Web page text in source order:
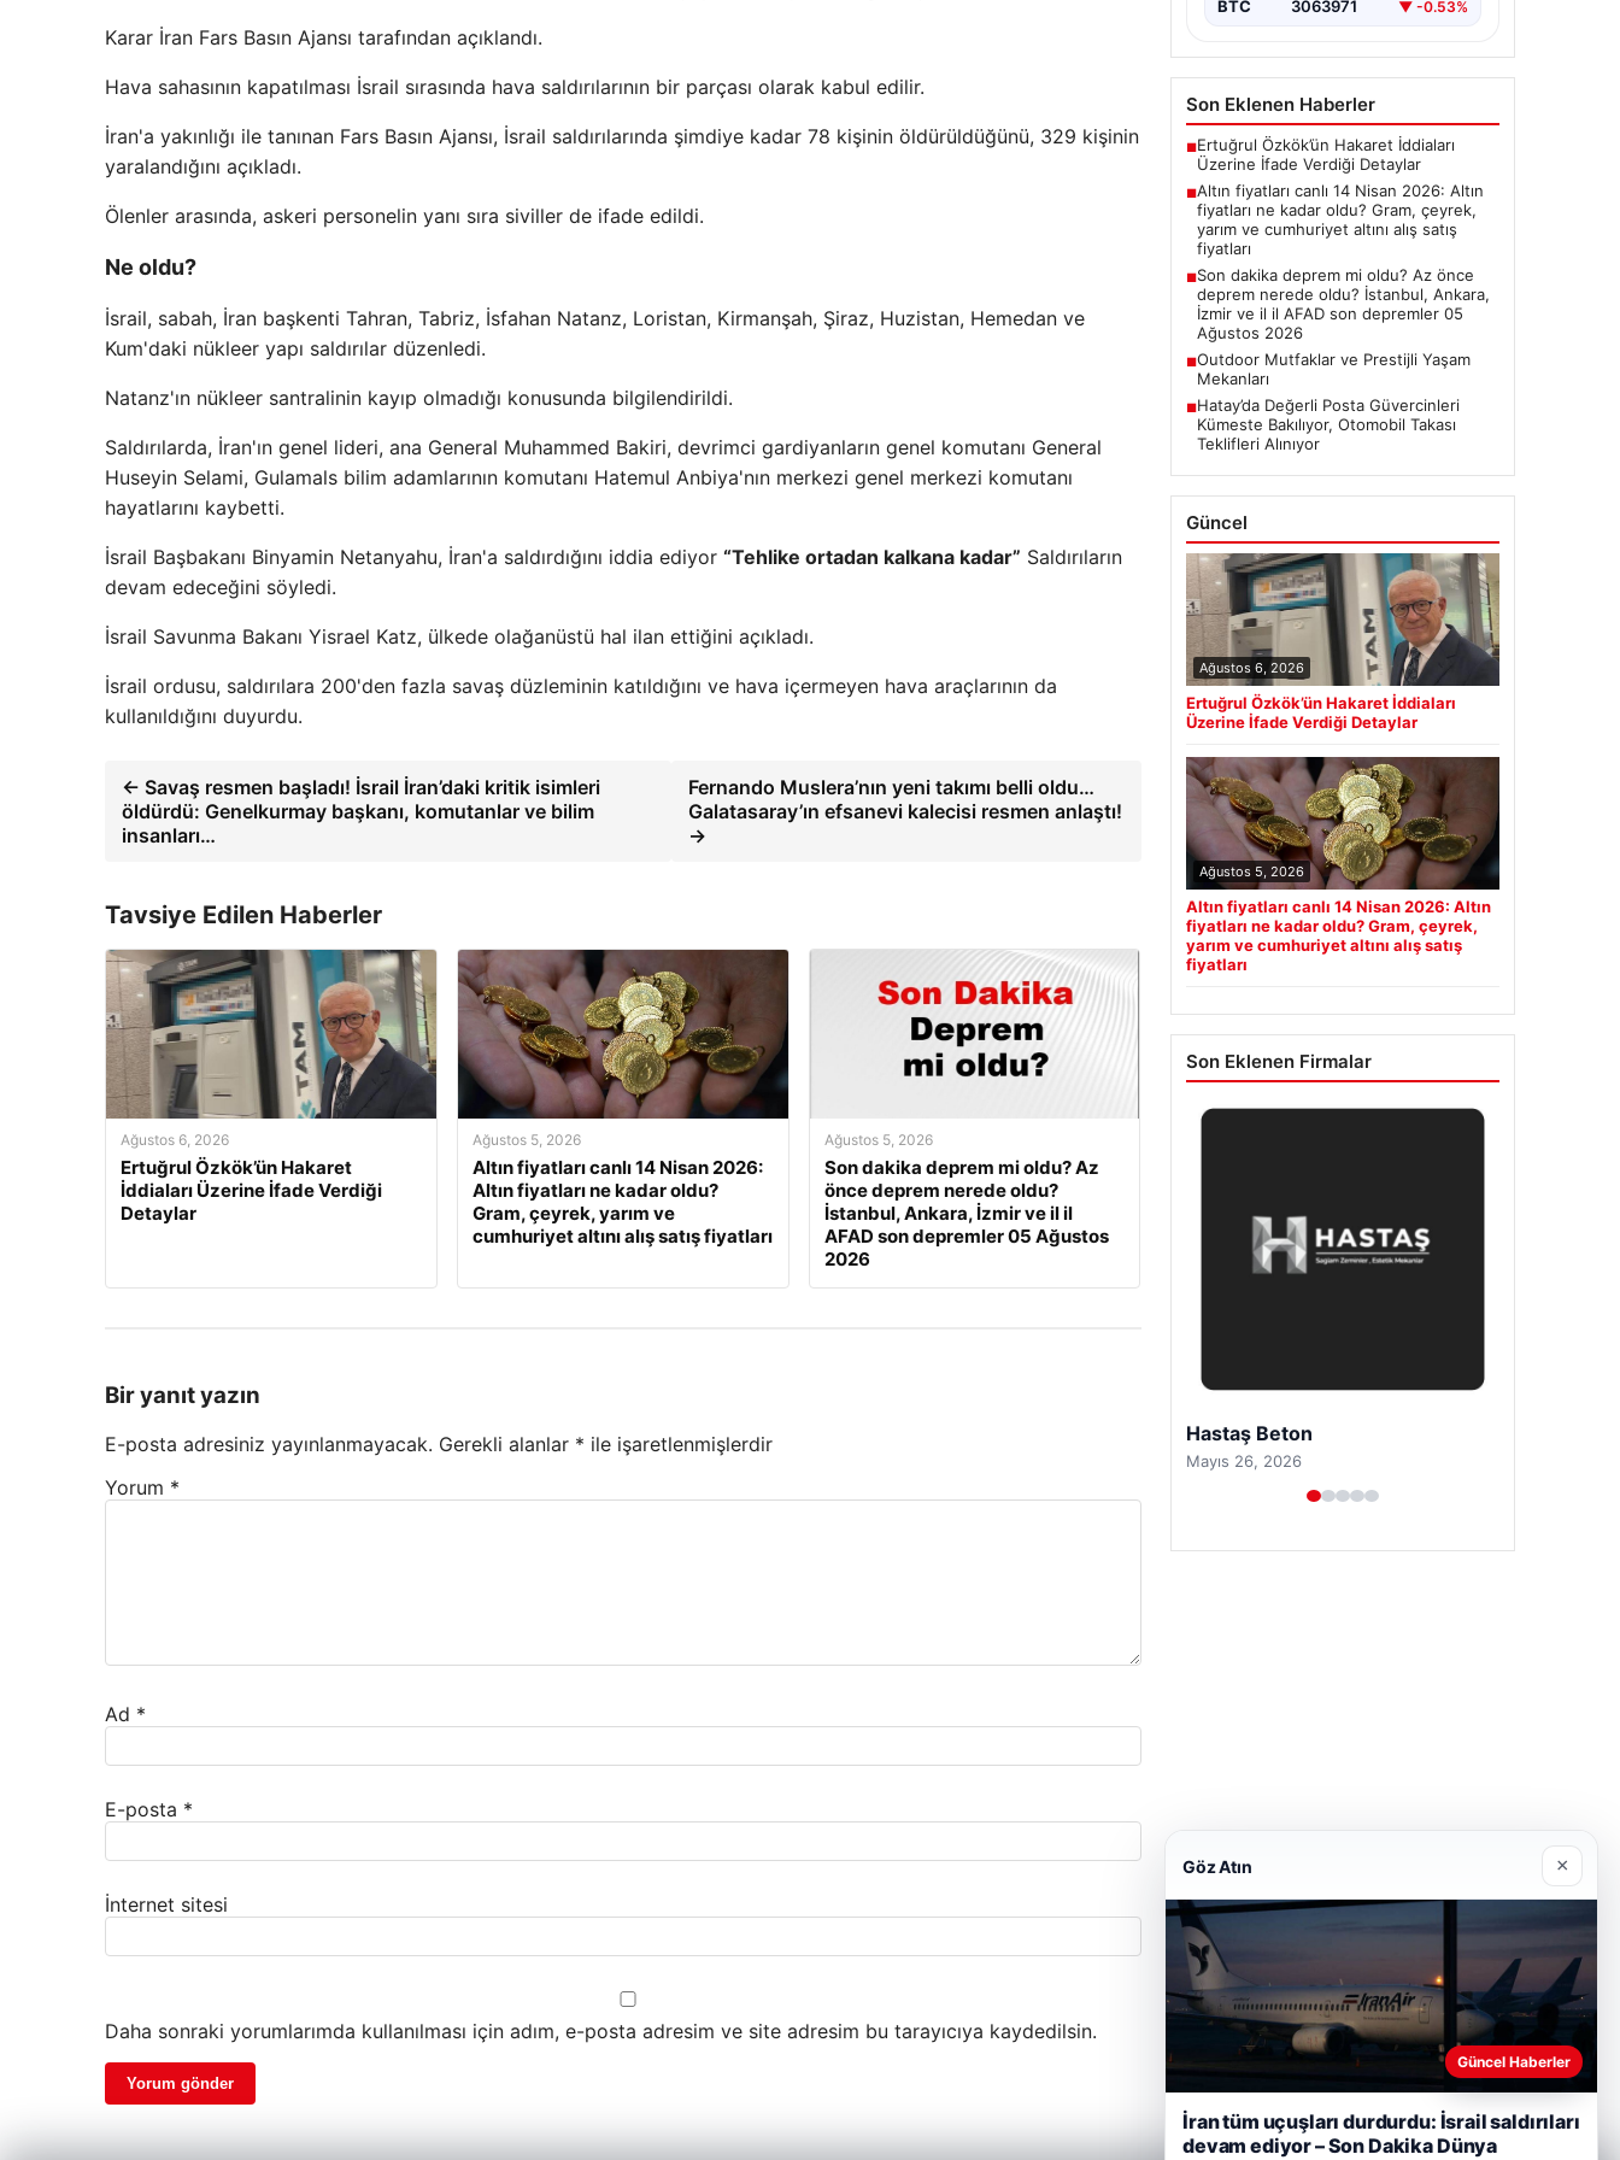
Karar İran Fars Basın Ajansı tarafından açıklandı.
Hava sahasının kapatılması İsrail sırasında hava saldırılarının bir parçası olarak kabul edilir.
İran'a yakınlığı ile tanınan Fars Basın Ajansı, İsrail saldırılarında şimdiye kadar 78 kişinin öldürüldüğünü, 329 kişinin
yaralandığını açıkladı.
Ölenler arasında, askeri personelin yanı sıra siviller de ifade edildi.
Ne oldu?
İsrail, sabah, İran başkenti Tahran, Tabriz, İsfahan Natanz, Loristan, Kirmanşah, Şiraz, Huzistan, Hemedan ve
Kum'daki nükleer yapı saldırılar düzenledi.
Natanz'ın nükleer santralinin kayıp olmadığı konusunda bilgilendirildi.
Saldırılarda, İran'ın genel lideri, ana General Muhammed Bakiri, devrimci gardiyanların genel komutanı General
Huseyin Selami, Gulamals bilim adamlarının komutanı Hatemul Anbiya'nın merkezi genel merkezi komutanı
hayatlarını kaybetti.
İsrail Başbakanı Binyamin Netanyahu, İran'a saldırdığını iddia ediyor “Tehlike ortadan kalkana kadar” Saldırıların
devam edeceğini söyledi.
İsrail Savunma Bakanı Yisrael Katz, ülkede olağanüstü hal ilan ettiğini açıkladı.
İsrail ordusu, saldırılara 200'den fazla savaş düzleminin katıldığını ve hava içermeyen hava araçlarının da
kullanıldığını duyurdu.
← Savaş resmen başladı! İsrail İran’daki kritik isimleri
öldürdü: Genelkurmay başkanı, komutanlar ve bilim
insanları…
Fernando Muslera’nın yeni takımı belli oldu…
Galatasaray’ın efsanevi kalecisi resmen anlaştı!
→
Tavsiye Edilen Haberler
Ağustos 6, 2026
Ertuğrul Özkök’ün Hakaret
İddiaları Üzerine İfade Verdiği
Detaylar
Ağustos 5, 2026
Altın fiyatları canlı 14 Nisan 2026:
Altın fiyatları ne kadar oldu?
Gram, çeyrek, yarım ve
cumhuriyet altını alış satış fiyatları
Ağustos 5, 2026
Son dakika deprem mi oldu? Az
önce deprem nerede oldu?
İstanbul, Ankara, İzmir ve il il
AFAD son depremler 05 Ağustos
2026
Bir yanıt yazın
E-posta adresiniz yayınlanmayacak. Gerekli alanlar * ile işaretlenmişlerdir
Yorum *
Ad *
E-posta *
İnternet sitesi
Daha sonraki yorumlarımda kullanılması için adım, e-posta adresim ve site adresim bu tarayıcıya kaydedilsin.
BTC 3063971 ▼ -0.53%
Son Eklenen Haberler
■Ertuğrul Özkök’ün Hakaret İddiaları
Üzerine İfade Verdiği Detaylar
■Altın fiyatları canlı 14 Nisan 2026: Altın
fiyatları ne kadar oldu? Gram, çeyrek,
yarım ve cumhuriyet altını alış satış
fiyatları
■Son dakika deprem mi oldu? Az önce
deprem nerede oldu? İstanbul, Ankara,
İzmir ve il il AFAD son depremler 05
Ağustos 2026
■Outdoor Mutfaklar ve Prestijli Yaşam
Mekanları
■Hatay’da Değerli Posta Güvercinleri
Kümeste Bakılıyor, Otomobil Takası
Teklifleri Alınıyor
Güncel
Ağustos 6, 2026
Ertuğrul Özkök’ün Hakaret İddiaları
Üzerine İfade Verdiği Detaylar
Ağustos 5, 2026
Altın fiyatları canlı 14 Nisan 2026: Altın
fiyatları ne kadar oldu? Gram, çeyrek,
yarım ve cumhuriyet altını alış satış
fiyatları
Son Eklenen Firmalar
Prenses Night Club
Nisan 29, 2026
Göz Atın ×
Güncel Haberler
İran tüm uçuşları durdurdu: İsrail saldırıları
devam ediyor – Son Dakika Dünya